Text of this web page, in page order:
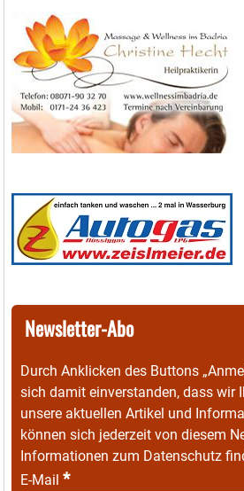
Newsletter-Abo
Durch Anklicken des Buttons
sich damit einverstanden, dass wir
unsere aktuellen Artikel und
können sich jederzeit von diesem
Informationen zum Datenschutz
E-Mail *